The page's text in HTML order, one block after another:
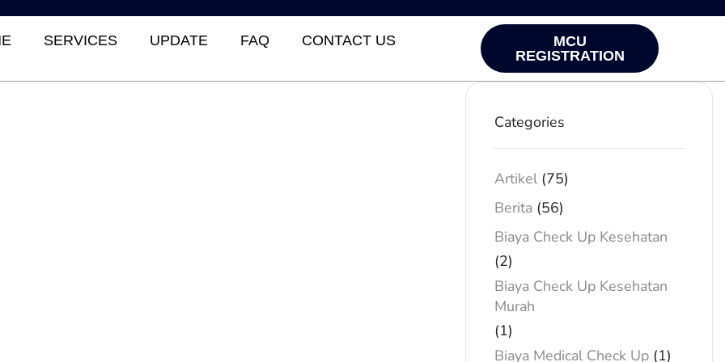
SERVICES UPDATE FAQ CONTACT US
MCU
REGISTRATION
Categories
Artikel (75)
Berita (56)
Biaya Check Up Kesehatan
(2)
Biaya Check Up Kesehatan
Murah
(1)
Biaya Medical Check Up (1)